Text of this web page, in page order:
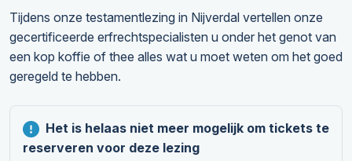
Tijdens onze testamentlezing in Nijverdal vertellen onze
gecertificeerde erfrechtspecialisten u onder het genot van
een kop koffie of thee alles wat u moet weten om het goed
geregeld te hebben.
Het is helaas niet meer mogelijk om tickets te
reserveren voor deze lezing